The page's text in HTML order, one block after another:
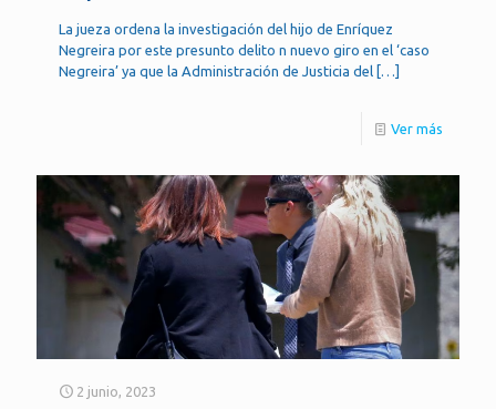
La jueza ordena la investigación del hijo de Enríquez
Negreira por este presunto delito n nuevo giro en el ‘caso
Negreira’ ya que la Administración de Justicia del […]
Ver más
2 junio, 2023